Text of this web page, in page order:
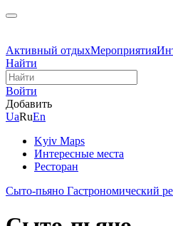
Активный отдыхМероприятия
Найти
Войти
Добавить
UaRuEn
Kyiv Maps
Интересные места
Ресторан
Сыто-пьяно Гастрономический